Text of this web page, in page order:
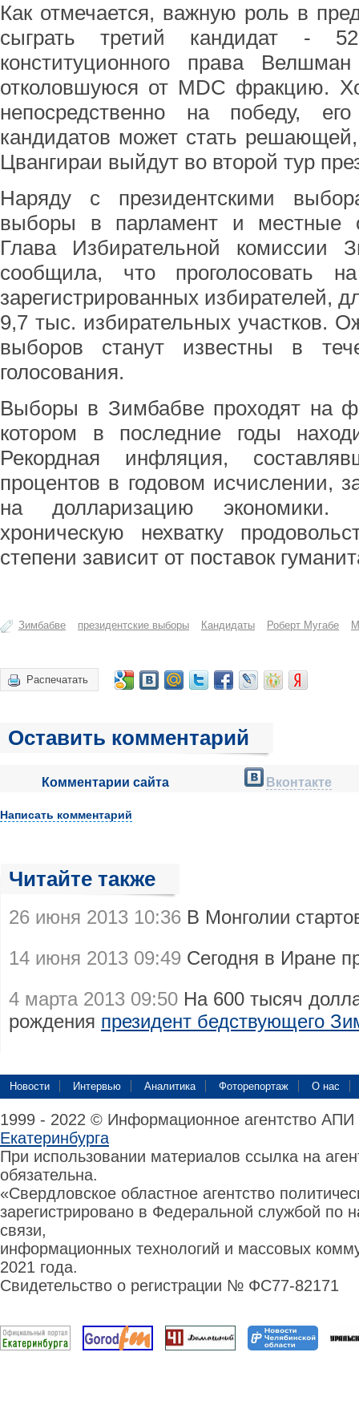
Как отмечается, важную роль в
сыграть третий кандидат - 52-
конституционного права
отколовшуюся от MDC фракцию.
непосредственно на победу,
кандидатов может стать
Цвангираи выйдут во второй тур
Наряду с президентскими
выборы в парламент и местные
Глава Избирательной комиссии
сообщила, что проголосовать
зарегистрированных избирателей,
9,7 тыс. избирательных участков.
выборов станут известны в
голосования.
Выборы в Зимбабве проходят на
котором в последние годы
Рекордная инфляция,
процентов в годовом исчислении,
на долларизацию экономики.
хроническую нехватку
степени зависит от поставок
Зимбабве президентские выборы Кандидаты Роберт Мугабе
Распечатать
Оставить комментарий
Комментарии сайта Вконтакте
Написать комментарий
Читайте также
26 июня 2013 10:36 В Монголии
14 июня 2013 09:49 Сегодня в Иране
4 марта 2013 09:50 На 600 тысяч
рождения президент бедствующего
Новости Интервью Аналитика Фоторепортаж О нас
1999 - 2022 © Информационное агентство
Екатеринбурга
При использовании материалов ссылка на
обязательна.
«Свердловское областное агентство
зарегистрировано в Федеральной службой по
связи,
информационных технологий и массовых
2021 года.
Свидетельство о регистрации № ФС77-82171